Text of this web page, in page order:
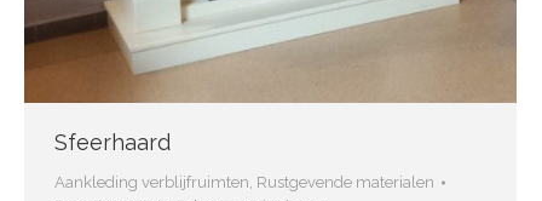
Sfeerhaard
Aankleding verblijfruimten, Rustgevende materialen